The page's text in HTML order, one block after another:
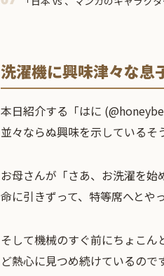
洗濯機に興味津々な息
本日紹介する「はに
並々ならぬ興味を示しているそ
お母さんが「さあ、お洗濯を
命に引きずって、特等席へとや
そして機械のすぐ前にちょこ
ど熱心に見つめ続けているので